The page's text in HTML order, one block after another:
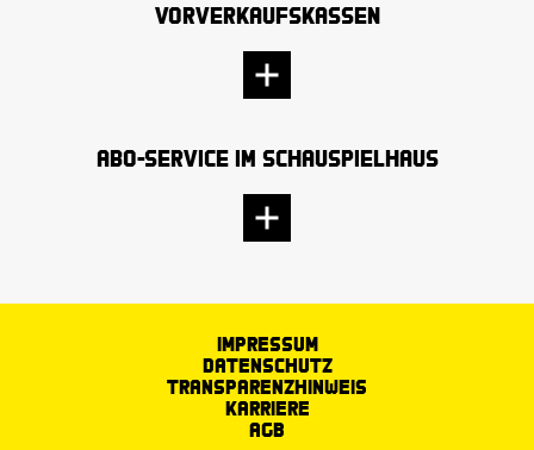
Vorverkaufskassen
Abo-Service im Schauspielhaus
Impressum
Datenschutz
Transparenzhinweis
Karriere
AGB